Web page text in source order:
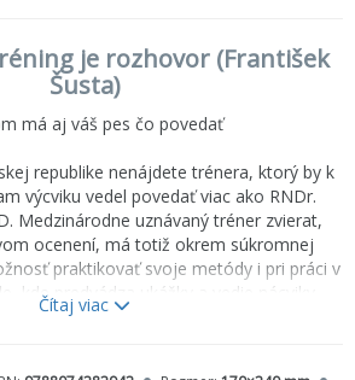
je rozhovor (František
Šusta)
má aj váš pes čo povedať
republike nenájdete trénera, ktorý by k
výcviku vedel povedať viac ako RNDr.
Medzinárodne uznávaný tréner zvierat,
ocenení, má totiž okrem súkromnej
praktikovať svoje metódy i pri práci v
kde predvádza ukážky a vedie nácviky
správania. A na to, aby ste sa dohovorili
Čítaj viac